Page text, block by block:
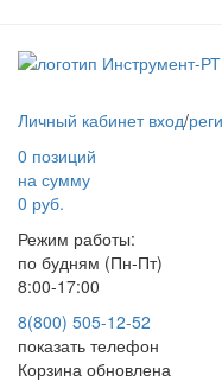
Личный кабинет вход/
0 позиций
на сумму
0 руб.
Режим работы:
по будням (Пн-Пт)
8:00-17:00
8(800) 505-12-52
показать телефон
Корзина обновлена